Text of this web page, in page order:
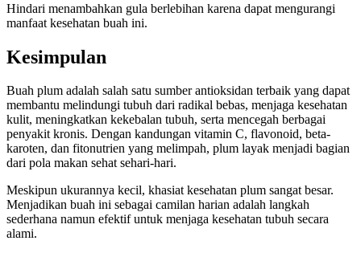
Hindari menambahkan gula berlebihan karena dapat mengurangi
manfaat kesehatan buah ini.
Kesimpulan
Buah plum adalah salah satu sumber antioksidan terbaik yang dapat
membantu melindungi tubuh dari radikal bebas, menjaga kesehatan
kulit, meningkatkan kekebalan tubuh, serta mencegah berbagai
penyakit kronis. Dengan kandungan vitamin C, flavonoid, beta-
karoten, dan fitonutrien yang melimpah, plum layak menjadi bagian
dari pola makan sehat sehari-hari.
Meskipun ukurannya kecil, khasiat kesehatan plum sangat besar.
Menjadikan buah ini sebagai camilan harian adalah langkah
sederhana namun efektif untuk menjaga kesehatan tubuh secara
alami.